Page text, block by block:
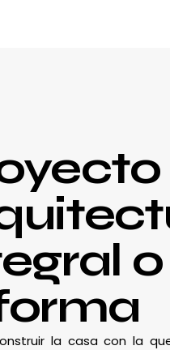
o
la casa con la